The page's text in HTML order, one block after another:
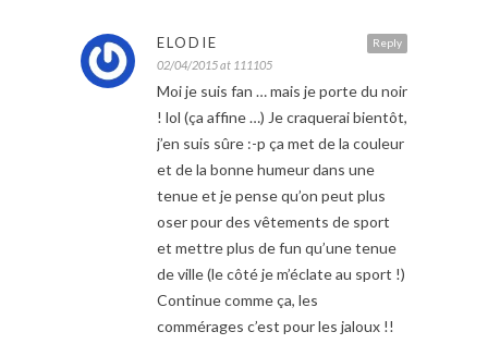
Reply
ELODIE
02/04/2015 at 111105
Moi je suis fan … mais je porte du noir
! lol (ça affine …) Je craquerai bientôt,
j’en suis sûre :-p ça met de la couleur
et de la bonne humeur dans une
tenue et je pense qu’on peut plus
oser pour des vêtements de sport
et mettre plus de fun qu’une tenue
de ville (le côté je m’éclate au sport !)
Continue comme ça, les
commérages c’est pour les jaloux !!